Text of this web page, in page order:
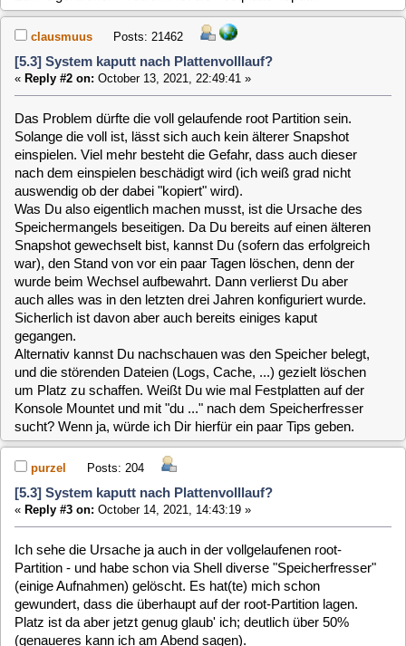
Snapshot gewechselt bist, kannst Du (sofern das erfolgreich
war), den Stand von vor ein paar Tagen löschen, denn der
wurde beim Wechsel aufbewahrt. Dann verlierst Du aber
Sicherlich ist davon aber auch bereits einiges kaput
gegangen.
Alternativ kannst Du nachschauen was den Speicher belegt,
und die störenden Dateien (Logs, Cache, ...) gezielt löschen
um Platz zu schaffen. Weißt Du wie mal Festplatten auf der
Konsole Mountet und mit "du ..." nach dem Speicherfresser
sucht? Wenn ja, würde ich Dir hierfür ein paar Tips geben.
purzel Posts: 204
[5.3] System kaputt nach Plattenvolllauf?
«Reply #3 on:October 14, 2021, 14:43:19 »
Ich sehe die Ursache ja auch in der vollgelaufenen root-
Partition - und habe schon via Shell diverse "Speicherfresser"
gewundert, dass die überhaupt auf der root-Partition lagen.
Platz ist da aber jetzt genug glaub' ich; deutlich über 50%
(genaueres kann ich am Abend sagen).
Mit mount, du, df usw. komme ich schon klar, an der Stelle ist
glaub' ich keine Hilfe nötig; dennoch danke für's Angebot.
Ganz vielleicht (falls nötig) könnte ich etwas Unterstützung
zum mergerfs gebrauchen.
Auch die data Partition ist ein bißchen freier nach Löschen
einiger nicht (mehr) benötigter Aufzeichnungen. Den
Snapshot habe ich erst NACH dem Löschen - also nachdem
wieder Platz verfügbar war - eingespielt; half ja aber
(erwartungsgemäß) nicht. Das aktuelle Problem scheint also
nicht (mehr) Platzmangel zu sein, sondern dass
irgendwelche Dateien/Verzeichnisse/Konfigurationen fehlen
irgendwas für ALSA nicht gefunden - das ging aber vor der
"Havarie". (Auch hier kann ich ggf. erst am Abend Details
posten)
Wie gesagt wird nichts was ich im WebIf einstelle
gespeichert; oder wenn doch bleibt es nicht erhalten - so als
ob eben eine Config-Datei nur im RAM steht und nicht